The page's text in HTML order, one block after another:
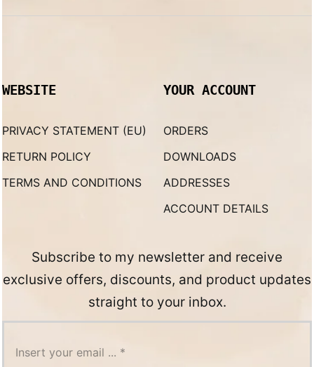
WEBSITE
PRIVACY STATEMENT (EU)
RETURN POLICY
TERMS AND CONDITIONS
YOUR ACCOUNT
ORDERS
DOWNLOADS
ADDRESSES
ACCOUNT DETAILS
Subscribe to my newsletter and receive
exclusive offers, discounts, and product updates
straight to your inbox.